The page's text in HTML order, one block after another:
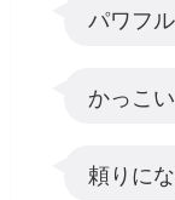
パワフル
かっこ
頼りに